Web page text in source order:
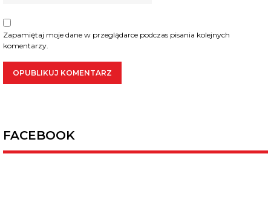
Zapamiętaj moje dane w przeglądarce podczas pisania kolejnych
komentarzy.
FACEBOOK